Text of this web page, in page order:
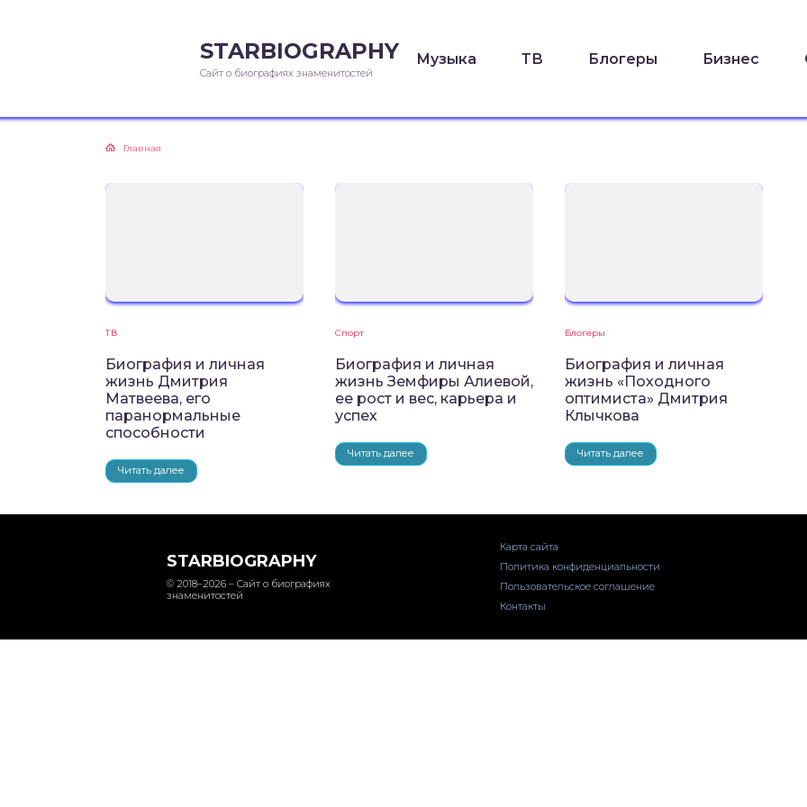
STARBIOGRAPHY
Сайт о биографиях знаменитостей
Музыка ТВ Блогеры Бизнес
Главная
ТВ
Биография и личная
жизнь Дмитрия
Матвеева, его
паранормальные
способности
Читать далее
Спорт
Биография и личная
жизнь Земфиры Алиевой,
ее рост и вес, карьера и
успех
Читать далее
Блогеры
Биография и личная
жизнь «Походного
оптимиста» Дмитрия
Клычкова
Читать далее
STARBIOGRAPHY
© 2018–2026 – Сайт о биографиях
знаменитостей
Карта сайта
Политика конфиденциальности
Пользовательское соглашение
Контакты